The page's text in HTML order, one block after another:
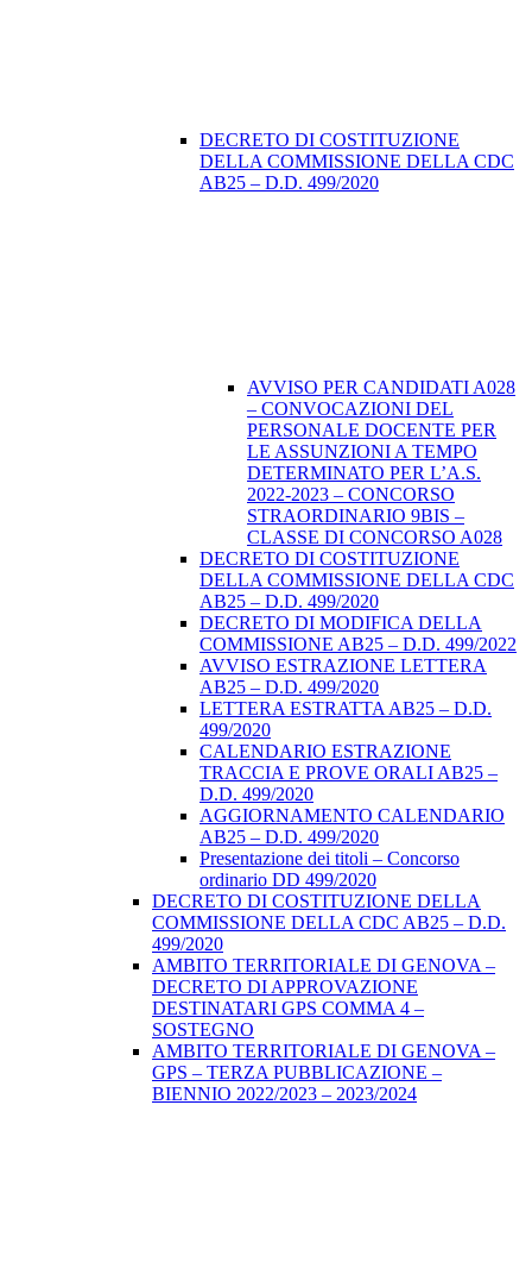
DECRETO DI COSTITUZIONE
DELLA COMMISSIONE DELLA CDC
AB25 – D.D. 499/2020
AVVISO PER CANDIDATI A028
– CONVOCAZIONI DEL
PERSONALE DOCENTE PER
LE ASSUNZIONI A TEMPO
DETERMINATO PER L’A.S.
2022-2023 – CONCORSO
STRAORDINARIO 9BIS –
CLASSE DI CONCORSO A028
DECRETO DI COSTITUZIONE
DELLA COMMISSIONE DELLA CDC
AB25 – D.D. 499/2020
DECRETO DI MODIFICA DELLA
COMMISSIONE AB25 – D.D. 499/2022
AVVISO ESTRAZIONE LETTERA
AB25 – D.D. 499/2020
LETTERA ESTRATTA AB25 – D.D.
499/2020
CALENDARIO ESTRAZIONE
TRACCIA E PROVE ORALI AB25 –
D.D. 499/2020
AGGIORNAMENTO CALENDARIO
AB25 – D.D. 499/2020
Presentazione dei titoli – Concorso
ordinario DD 499/2020
DECRETO DI COSTITUZIONE DELLA
COMMISSIONE DELLA CDC AB25 – D.D.
499/2020
AMBITO TERRITORIALE DI GENOVA –
DECRETO DI APPROVAZIONE
DESTINATARI GPS COMMA 4 –
SOSTEGNO
AMBITO TERRITORIALE DI GENOVA –
GPS – TERZA PUBBLICAZIONE –
BIENNIO 2022/2023 – 2023/2024